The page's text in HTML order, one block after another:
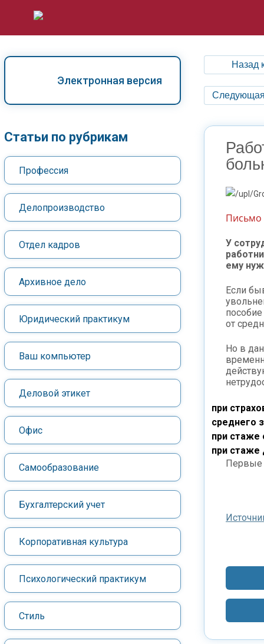
Электронная версия
Статьи по рубрикам
Профессия
Делопроизводство
Отдел кадров
Архивное дело
Юридический практикум
Ваш компьютер
Деловой этикет
Офис
Самообразование
Бухгалтерский учет
Корпоративная культура
Психологический практикум
Стиль
Назад
Следующая
Письмо
У
ему
Если
от
Но в
при
среднего
при стаже
при стаже
Первые